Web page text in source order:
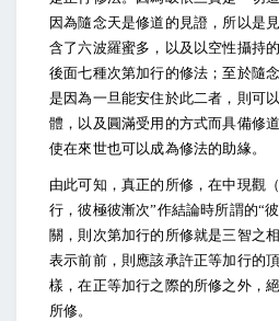
因為隨念天是修道的見證，所以是
含了六波羅蜜多，以及以空性攝持
後面七種次第加行的修法；至於隨
是因為一旦能安住於此二者，則可
體，以及圓滿受用的方式而具備修
使在來世也可以成為修法的助緣。
由此可知，真正的所修，在中現觀
行，彼極彼漸次”作結論時所謂的“
關，則次第加行的所修就是三智之
表示前前，則應該承許正等加行的
樣，在正等加行之際的所修之外，
所修。